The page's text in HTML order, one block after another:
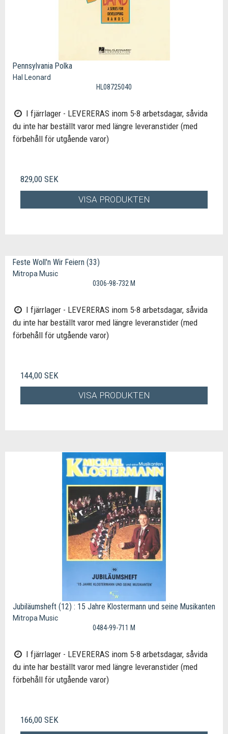
Pennsylvania Polka
Hal Leonard
HL08725040
I fjärrlager - LEVERERAS inom 5-8 arbetsdagar, såvida
du inte har beställt varor med längre leveranstider (med
förbehåll för utgående varor)
829,00 SEK
VISA PRODUKTEN
Feste Woll'n Wir Feiern (33)
Mitropa Music
0306-98-732 M
I fjärrlager - LEVERERAS inom 5-8 arbetsdagar, såvida
du inte har beställt varor med längre leveranstider (med
förbehåll för utgående varor)
144,00 SEK
VISA PRODUKTEN
Jubiläumsheft (12) : 15 Jahre Klostermann und seine Musikanten
Mitropa Music
0484-99-711 M
I fjärrlager - LEVERERAS inom 5-8 arbetsdagar, såvida
du inte har beställt varor med längre leveranstider (med
förbehåll för utgående varor)
166,00 SEK